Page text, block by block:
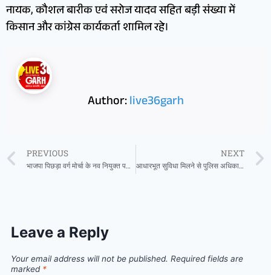
नायक, कौशल बारीक एवं सरोज यादव सहित बड़ी संख्या में
किसान और कांग्रेस कार्यकर्ता शामिल रहे।
Author:live36garh
PREVIOUS
भाजपा पिछड़ा वर्ग मोर्चा के नव नियुक्त पदाधिकारियों का भव्य स्वागत
NEXT
आधारभूत सुविधा मिलने से पुलिस अधिकारियों एवं कर्मचारियों को सकारात्मक वातावरण में कार्य करने की मिलेगी प्रेरणा : मुख्यमंत्री साय
Leave a Reply
Your email address will not be published. Required fields are
marked *